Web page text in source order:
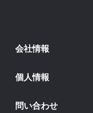
会社情報
個人情報
問い合わせ